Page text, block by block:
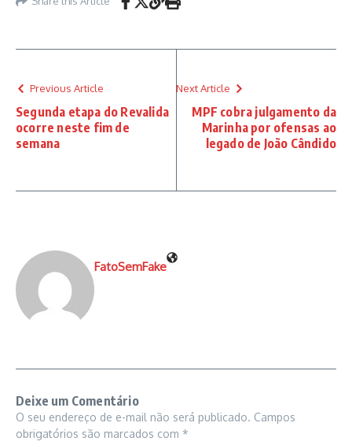
Previous Article
Segunda etapa do Revalida
ocorre neste fim de
semana
Next Article
MPF cobra julgamento da
Marinha por ofensas ao
legado de João Cândido
FatoSemFake
Deixe um Comentário
O seu endereço de e-mail não será publicado. Campos
obrigatórios são marcados com *